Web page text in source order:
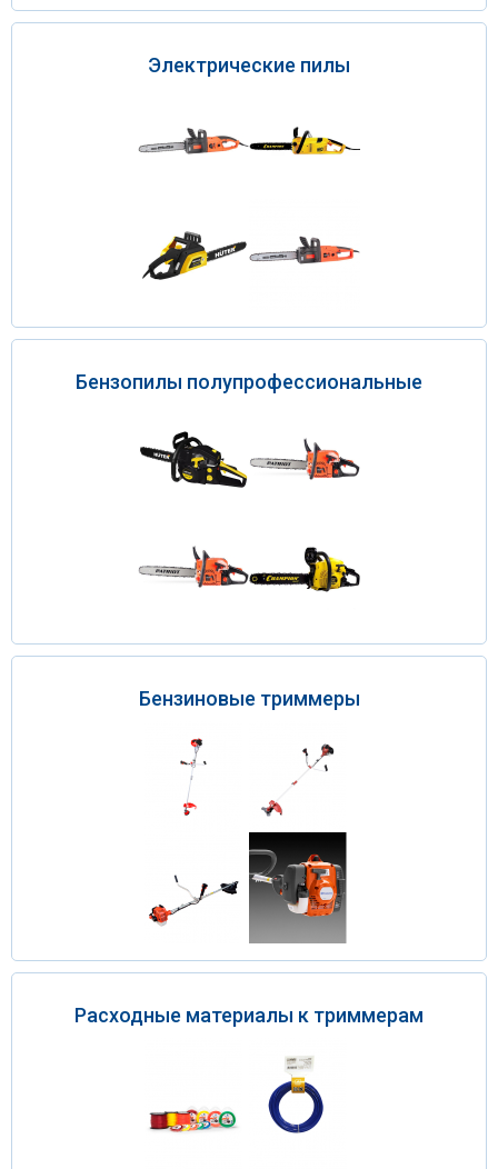
Электрические пилы
Бензопилы полупрофессиональные
Бензиновые триммеры
Расходные материалы к триммерам